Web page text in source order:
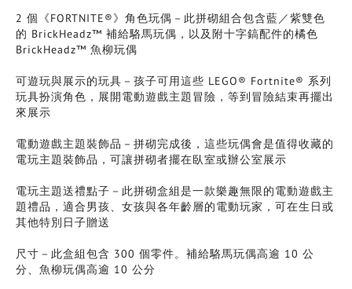
2 個《FORTNITE®》角色玩偶－此拼砌組合包含藍／紫雙色
的 BrickHeadz™ 補給駱馬玩偶，以及附十字鎬配件的橘色
BrickHeadz™ 魚柳玩偶
可遊玩與展示的玩具－孩子可用這些 LEGO® Fortnite® 系列
玩具扮演角色，展開電動遊戲主題冒險，等到冒險結束再擺出
來展示
電動遊戲主題裝飾品－拼砌完成後，這些玩偶會是值得收藏的
電玩主題裝飾品，可讓拼砌者擺在臥室或辦公室展示
電玩主題送禮點子－此拼砌盒組是一款樂趣無限的電動遊戲主
題禮品，適合男孩、女孩與各年齡層的電動玩家，可在生日或
其他特別日子贈送
尺寸－此盒組包含 300 個零件。補給駱馬玩偶高逾 10 公
分、魚柳玩偶高逾 10 公分